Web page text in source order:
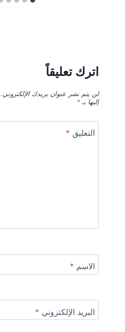
اترك تعليقاً
لن يتم نشر عنوان بريدك الإلكتروني.
إليها بـ*
التعليق *
الاسم *
البريد الإلكتروني *